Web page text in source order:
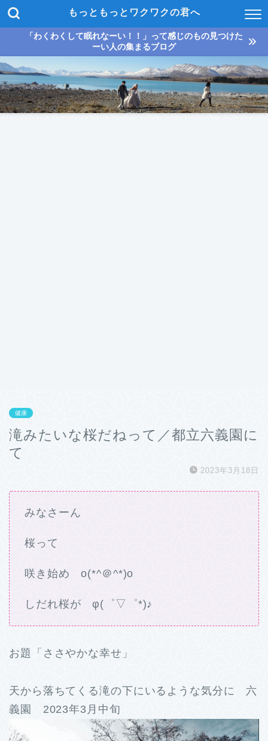
もっともっとワクワクの君へ
「わくわくして眠れなーい！！」って感じのもの見つけた
ーい人の集まるブログ
健康
滝みたいな桜だねって／都立六義園に
て
2023年3月18日
みなさーん
桜って
咲き始め o(*^＠^*)o
しだれ桜が φ(゜▽゜*)♪
お題「ささやかな幸せ」
天から落ちてくる滝の下にいるような気分に 六
義園 2023年3月中旬